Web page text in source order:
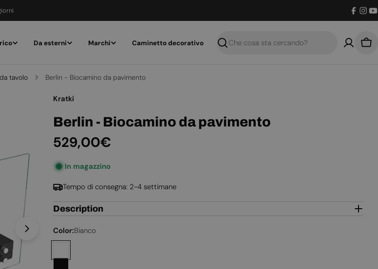
Da esterni Marchi Caminetto decorativo
Ricerca
tavolo Berlin - Biocamino da pavimento
Apri supporto 1 in modalità modale
Kratki
Berlin - Biocamino da pavimento
Prezzo
normale
529,00€
In magazzino
Tempo di consegna: 2-4 settimane
Description
Color:Bianco